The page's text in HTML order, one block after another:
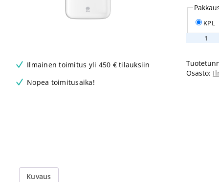
Ilmainen toimitus yli 450 € tilauksiin
Nopea toimitusaika!
KPL
valkoinen
Osasto:
Kuvaus